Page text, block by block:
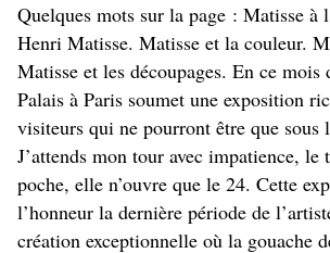
Quelques mots sur la page : Matisse à
Henri Matisse. Matisse et la couleur.
Matisse et les découpages. En ce mois
Palais à Paris soumet une exposition
visiteurs qui ne pourront être que sous
J’attends mon tour avec impatience, le
poche, elle n’ouvre que le 24. Cette
l’honneur la dernière période de
création exceptionnelle où la gouache